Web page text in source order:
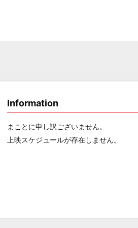
Information
まことに申し訳ございません。
上映スケジュールが存在しません。